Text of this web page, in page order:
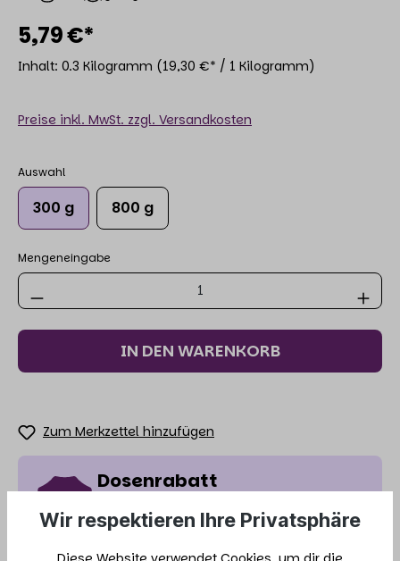
5,79 €*
Inhalt: 0.3 Kilogramm (19,30 €* / 1 Kilogramm)
Preise inkl. MwSt. zzgl. Versandkosten
Auswahl
300 g 800 g
Mengeneingabe
IN DEN WARENKORB
Zum Merkzettel hinzufügen
3%
Dosenrabatt
Rabatt. Der Rabatt wird dir im Warenkorb
abgezogen.
Wir respektieren Ihre Privatsphäre